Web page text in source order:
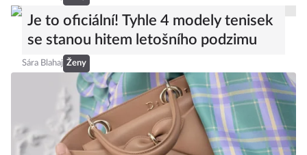
postavu
Sára Blahaj
Je to oficiální! Tyhle 4 modely tenisek
se stanou hitem letošního podzimu
Ženy